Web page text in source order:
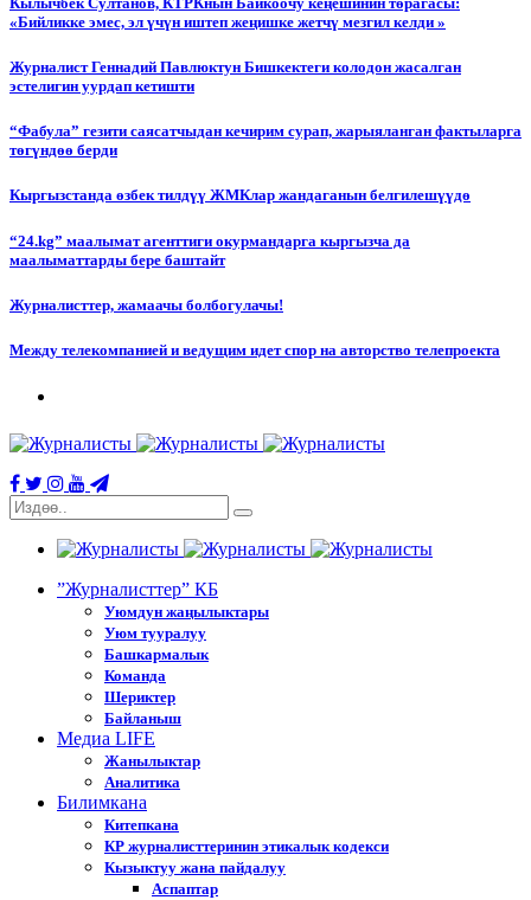
«Бийликке эмес, эл үчүн иштеп жеңишке жетчү мезгил келди »
Журналист Геннадий Павлюктун Бишкектеги колодон жасалган
эстелигин уурдап кетишти
“Фабула” гезити саясатчыдан кечирим сурап, жарыяланган фактыларга
төгүндөө берди
Кыргызстанда өзбек тилдүү ЖМКлар жандаганын белгилешүүдө
“24.kg” маалымат агенттиги окурмандарга кыргызча да
маалыматтарды бере баштайт
Журналисттер, жамаачы болбогулачы!
Между телекомпанией и ведущим идет спор на авторство телепроекта
”Журналисттер” КБ
Уюмдун жаңылыктары
Уюм тууралуу
Башкармалык
Команда
Шериктер
Байланыш
Медиа LIFE
Жанылыктар
Аналитика
Билимкана
Китепкана
КР журналисттеринин этикалык кодекси
Кызыктуу жана пайдалуу
Аспаптар